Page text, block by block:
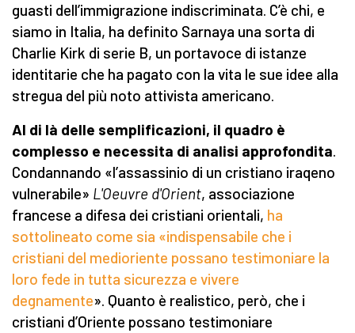
guasti dell’immigrazione indiscriminata. C’è chi, e
siamo in Italia, ha definito Sarnaya una sorta di
Charlie Kirk di serie B, un portavoce di istanze
identitarie che ha pagato con la vita le sue idee alla
stregua del più noto attivista americano.
Al di là delle semplificazioni, il quadro è
complesso e necessita di analisi approfondita.
Condannando «l’assassinio di un cristiano iraqeno
vulnerabile» L'Oeuvre d'Orient, associazione
francese a difesa dei cristiani orientali, ha
sottolineato come sia «indispensabile che i
cristiani del medioriente possano testimoniare la
loro fede in tutta sicurezza e vivere
degnamente». Quanto è realistico, però, che i
cristiani d’Oriente possano testimoniare